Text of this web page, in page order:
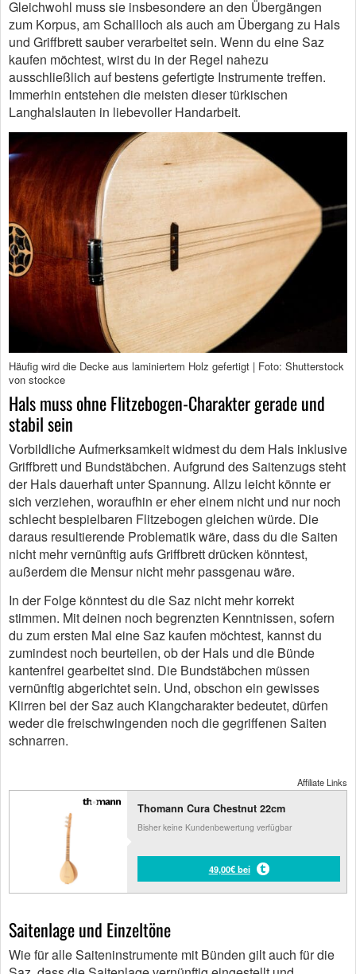
Gleichwohl muss sie insbesondere an den Übergängen
zum Korpus, am Schallloch als auch am Übergang zu Hals
und Griffbrett sauber verarbeitet sein. Wenn du eine Saz
kaufen möchtest, wirst du in der Regel nahezu
ausschließlich auf bestens gefertigte Instrumente treffen.
Immerhin entstehen die meisten dieser türkischen
Langhalslauten in liebevoller Handarbeit.
Häufig wird die Decke aus laminiertem Holz gefertigt | Foto: Shutterstock
von stockce
Hals muss ohne Flitzebogen-Charakter gerade und
stabil sein
Vorbildliche Aufmerksamkeit widmest du dem Hals inklusive
Griffbrett und Bundstäbchen. Aufgrund des Saitenzugs steht
der Hals dauerhaft unter Spannung. Allzu leicht könnte er
sich verziehen, woraufhin er eher einem nicht und nur noch
schlecht bespielbaren Flitzebogen gleichen würde. Die
daraus resultierende Problematik wäre, dass du die Saiten
nicht mehr vernünftig aufs Griffbrett drücken könntest,
außerdem die Mensur nicht mehr passgenau wäre.
In der Folge könntest du die Saz nicht mehr korrekt
stimmen. Mit deinen noch begrenzten Kenntnissen, sofern
du zum ersten Mal eine Saz kaufen möchtest, kannst du
zumindest noch beurteilen, ob der Hals und die Bünde
kantenfrei gearbeitet sind. Die Bundstäbchen müssen
vernünftig abgerichtet sein. Und, obschon ein gewisses
Klirren bei der Saz auch Klangcharakter bedeutet, dürfen
weder die freischwingenden noch die gegriffenen Saiten
schnarren.
Affiliate Links
Thomann Cura Chestnut 22cm
Bisher keine Kundenbewertung verfügbar
49,00€ bei
Saitenlage und Einzeltöne
Wie für alle Saiteninstrumente mit Bünden gilt auch für die